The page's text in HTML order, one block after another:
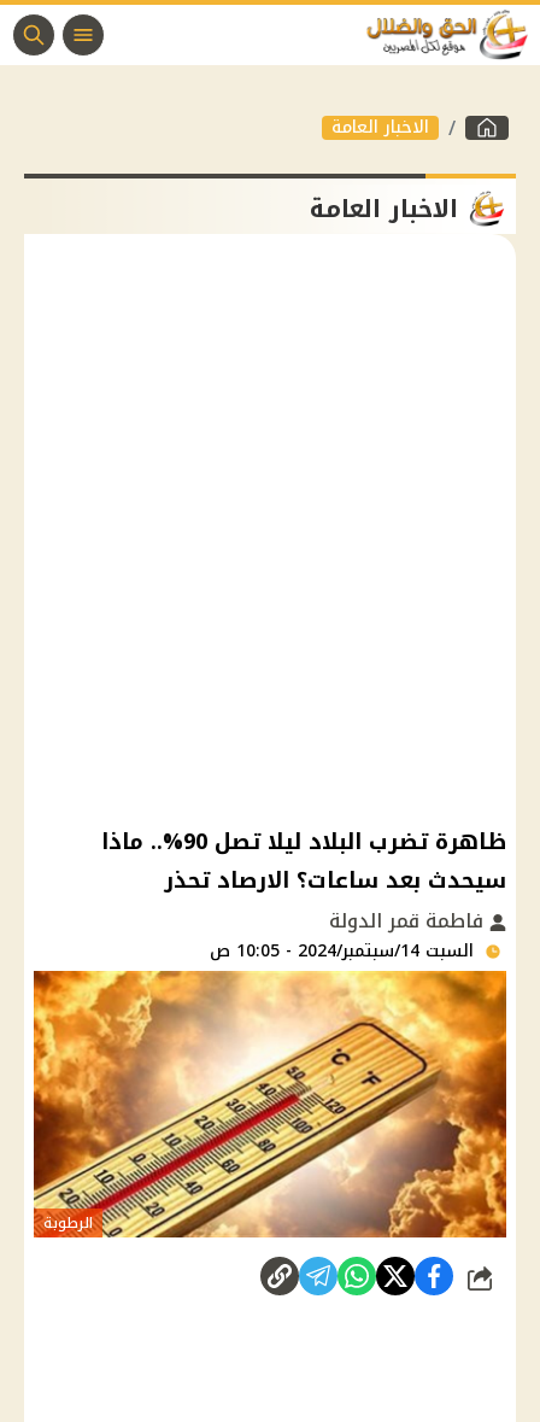
الاخبار العامة
الاخبار العامة
ظاهرة تضرب البلاد ليلا تصل 90%.. ماذا
سيحدث بعد ساعات؟ الارصاد تحذر
فاطمة قمر الدولة
السبت 14/سبتمبر/2024 - 10:05 ص
الرطوبة
شارك